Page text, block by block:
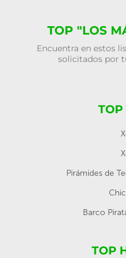
TOP "LOS
Encuentra en estos
solicitados por
TOP
Pirámides de
Barco
TOP